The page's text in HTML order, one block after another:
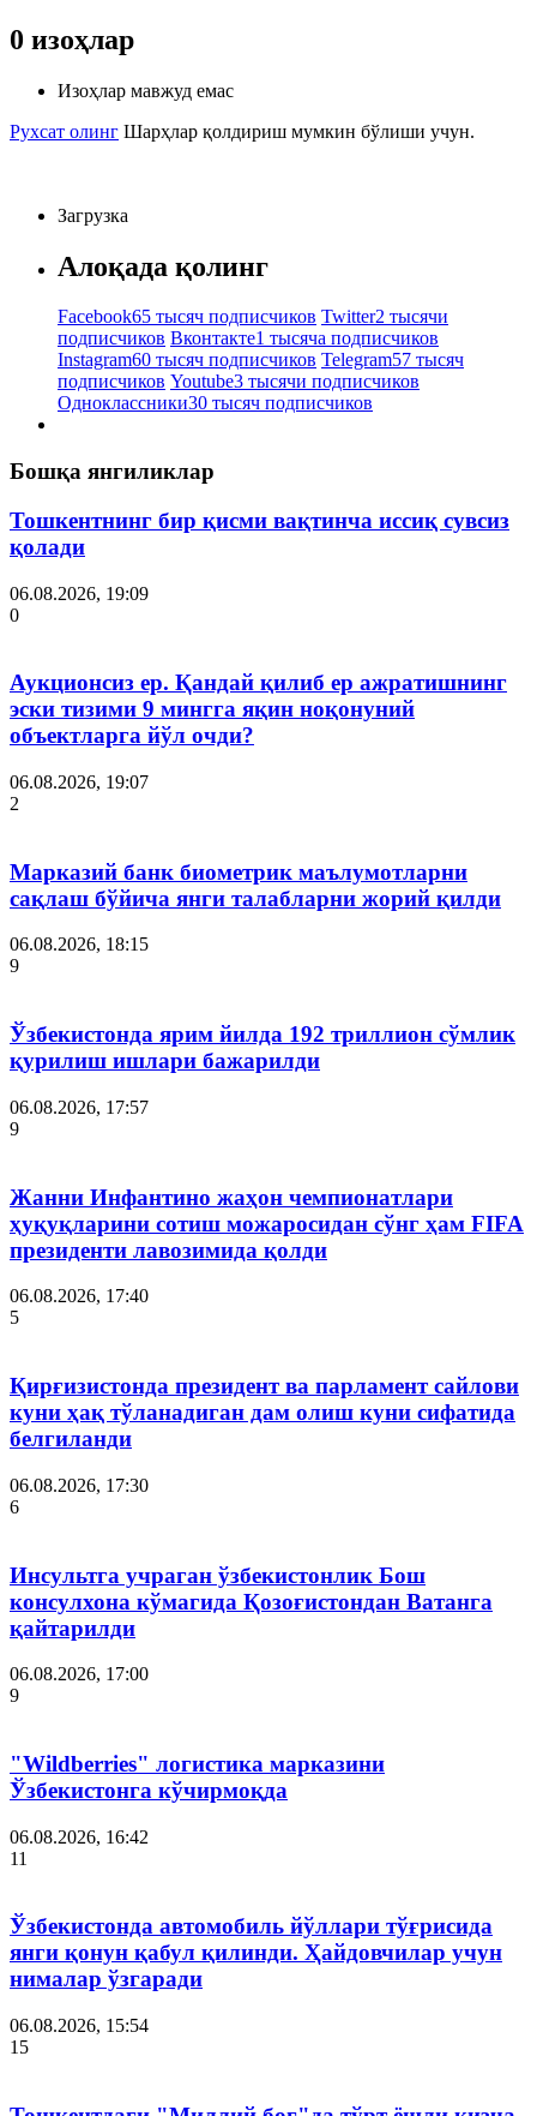
0 изоҳлар
Изоҳлар мавжуд емас
Рухсат олинг Шарҳлар қолдириш мумкин бўлиши учун.
Загрузка
Алоқада қолинг
Facebook65 тысяч подписчиков Twitter2 тысячи
подписчиков Вконтакте1 тысяча подписчиков
Instagram60 тысяч подписчиков Telegram57 тысяч
подписчиков Youtube3 тысячи подписчиков
Одноклассники30 тысяч подписчиков
Бошқа янгиликлар
Тошкентнинг бир қисми вақтинча иссиқ сувсиз
қолади
06.08.2026, 19:09
0
Аукционсиз ер. Қандай қилиб ер ажратишнинг
эски тизими 9 мингга яқин ноқонуний
объектларга йўл очди?
06.08.2026, 19:07
2
Марказий банк биометрик маълумотларни
сақлаш бўйича янги талабларни жорий қилди
06.08.2026, 18:15
9
Ўзбекистонда ярим йилда 192 триллион сўмлик
қурилиш ишлари бажарилди
06.08.2026, 17:57
9
Жанни Инфантино жаҳон чемпионатлари
ҳуқуқларини сотиш можаросидан сўнг ҳам FIFA
президенти лавозимида қолди
06.08.2026, 17:40
5
Қирғизистонда президент ва парламент сайлови
куни ҳақ тўланадиган дам олиш куни сифатида
белгиланди
06.08.2026, 17:30
6
Инсультга учраган ўзбекистонлик Бош
консулхона кўмагида Қозоғистондан Ватанга
қайтарилди
06.08.2026, 17:00
9
"Wildberries" логистика марказини
Ўзбекистонга кўчирмоқда
06.08.2026, 16:42
11
Ўзбекистонда автомобиль йўллари тўғрисида
янги қонун қабул қилинди. Ҳайдовчилар учун
нималар ўзгаради
06.08.2026, 15:54
15